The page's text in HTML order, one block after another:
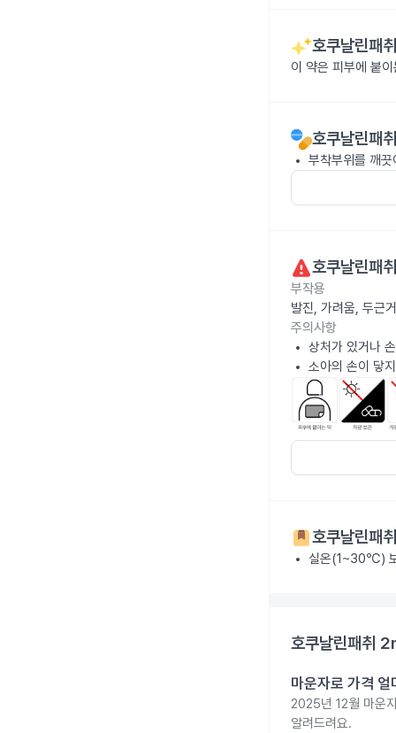
호쿠날린패
이 약은 피부에 붙
호쿠날린패
부착부위를 깨
호쿠날린패
부작용
발진, 가려움, 두근
주의사항
상처가 있거나
소아의 손이 닿
호쿠날린패
실온(1~30℃)
호쿠날린패취
마운자로 가격
2025년 12월 마운
알려드려요.